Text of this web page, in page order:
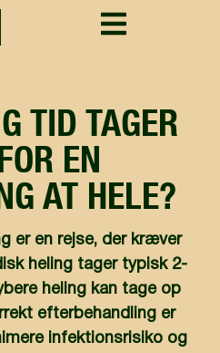
TID TAGER
EN
AT HELE?
er en rejse, der kræver
heling tager typisk 2-
heling kan tage op
efterbehandling er
infektionsrisiko og